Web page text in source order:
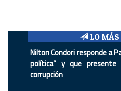
LO
Nilton Condori responde a
política” y que
corrupción